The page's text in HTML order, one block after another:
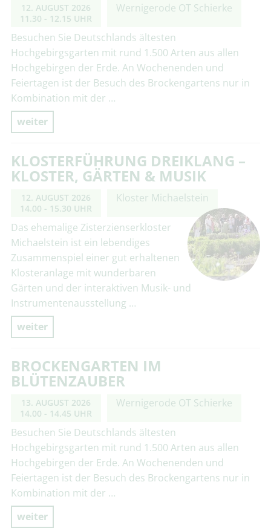
12. AUGUST 2026
11.30 - 12.15 UHR
Wernigerode OT Schierke
Besuchen Sie Deutschlands ältesten
Hochgebirgsgarten mit rund 1.500 Arten aus allen
Hochgebirgen der Erde. An Wochenenden und
Feiertagen ist der Besuch des Brockengartens nur in
Kombination mit der …
weiter
KLOSTERFÜHRUNG DREIKLANG –
KLOSTER, GÄRTEN & MUSIK
12. AUGUST 2026
14.00 - 15.30 UHR
Kloster Michaelstein
Das ehemalige Zisterzienserkloster
Michaelstein ist ein lebendiges
Zusammenspiel einer gut erhaltenen
Klosteranlage mit wunderbaren
Gärten und der interaktiven Musik- und
Instrumentenausstellung …
weiter
BROCKENGARTEN IM
BLÜTENZAUBER
13. AUGUST 2026
14.00 - 14.45 UHR
Wernigerode OT Schierke
Besuchen Sie Deutschlands ältesten
Hochgebirgsgarten mit rund 1.500 Arten aus allen
Hochgebirgen der Erde. An Wochenenden und
Feiertagen ist der Besuch des Brockengartens nur in
Kombination mit der …
weiter